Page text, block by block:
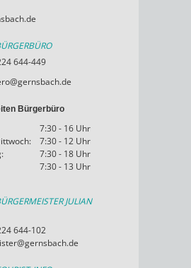
644-449
Bürgerbüro
7:30 - 16 Uhr
7:30 - 12 Uhr
7:30 - 18 Uhr
7:30 - 13 Uhr
JULIAN
644-102